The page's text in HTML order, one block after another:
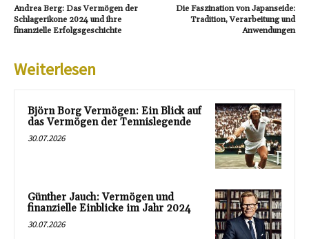
Andrea Berg: Das Vermögen der
Schlagerikone 2024 und ihre
finanzielle Erfolgsgeschichte
Die Faszination von Japanseide:
Tradition, Verarbeitung und
Anwendungen
Weiterlesen
Björn Borg Vermögen: Ein Blick auf
das Vermögen der Tennislegende
30.07.2026
Günther Jauch: Vermögen und
finanzielle Einblicke im Jahr 2024
30.07.2026